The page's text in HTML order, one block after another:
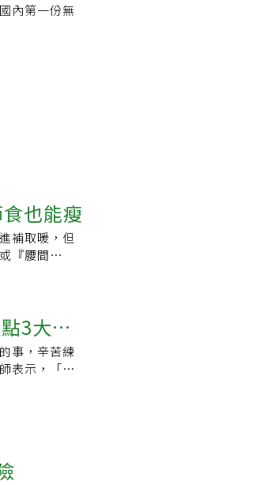
內第一份無
也能瘦
補取暖，但
『腰間
3大觀
事，辛苦練
表示，「這